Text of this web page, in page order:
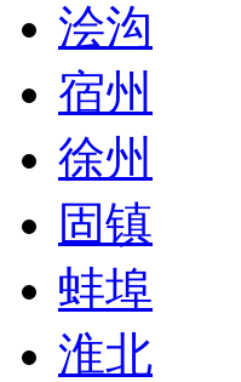
浍沟
宿州
徐州
固镇
蚌埠
淮北